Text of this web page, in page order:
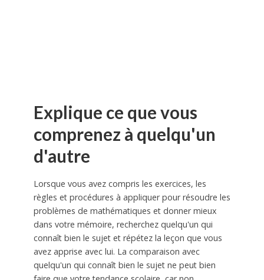
Explique ce que vous
comprenez à quelqu'un
d'autre
Lorsque vous avez compris les exercices, les
règles et procédures à appliquer pour résoudre les
problèmes de mathématiques et donner mieux
dans votre mémoire, recherchez quelqu'un qui
connaît bien le sujet et répétez la leçon que vous
avez apprise avec lui. La comparaison avec
quelqu'un qui connaît bien le sujet ne peut bien